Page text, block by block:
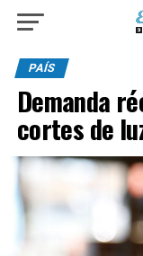
PAÍS
Demanda
cortes de